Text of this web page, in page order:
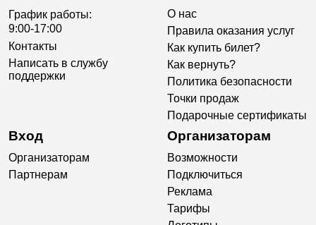
График работы:
9:00-17:00
Контакты
Написать в службу
поддержки
О нас
Правила оказания услуг
Как купить билет?
Как вернуть?
Политика безопасности
Точки продаж
Подарочные сертификаты
Вход
Организаторам
Партнерам
Организаторам
Возможности
Подключиться
Реклама
Тарифы